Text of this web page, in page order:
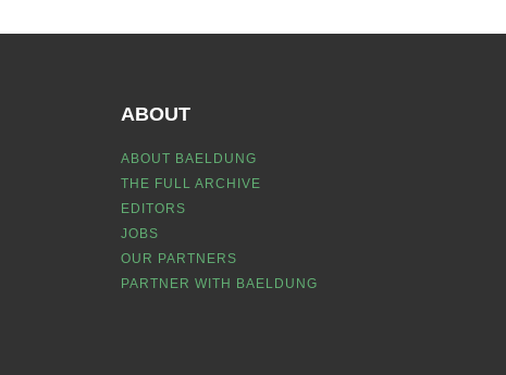
ABOUT
ABOUT BAELDUNG
THE FULL ARCHIVE
EDITORS
JOBS
OUR PARTNERS
PARTNER WITH BAELDUNG